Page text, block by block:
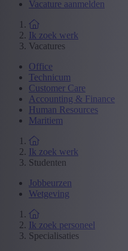
Vacature aanmelden
Ik zoek werk
Vacatures
Office
Technicum
Customer Care
Accounting & Finance
Human Resources
Maritiem
Ik zoek werk
Studenten
Jobbeurzen
Wetgeving
Ik zoek personeel
Specialisaties